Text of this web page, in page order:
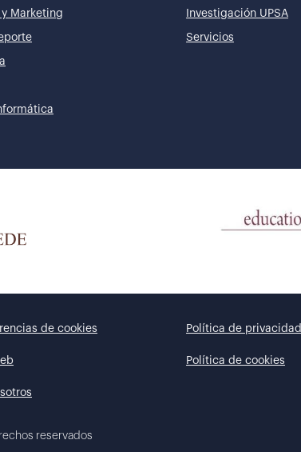
Marketing Investigación UPSA
Servicios
de cookies Política de privacidad
Política de cookies
reservados